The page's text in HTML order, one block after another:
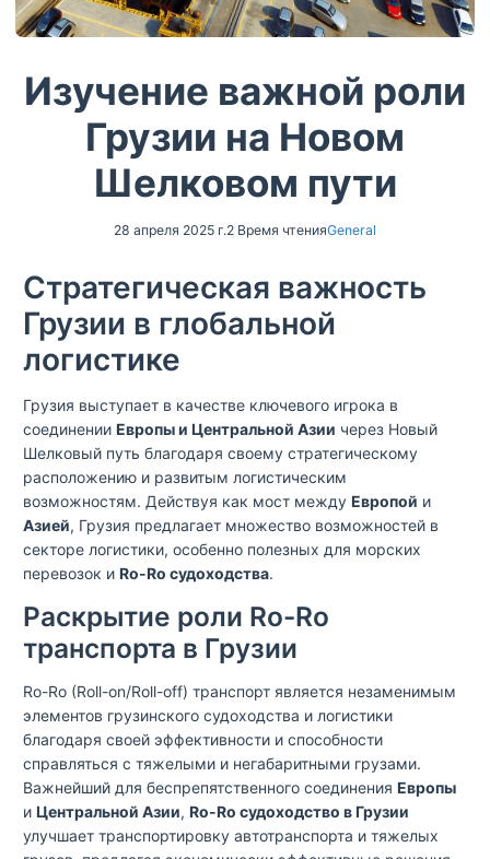
Изучение важной роли
Грузии на Новом
Шелковом пути
28 апреля 2025 г.2 Время чтенияGeneral
Стратегическая важность
Грузии в глобальной
логистике
Грузия выступает в качестве ключевого игрока в
соединении Европы и Центральной Азии через Новый
Шелковый путь благодаря своему стратегическому
расположению и развитым логистическим
возможностям. Действуя как мост между Европой и
Азией, Грузия предлагает множество возможностей в
секторе логистики, особенно полезных для морских
перевозок и Ro-Ro судоходства.
Раскрытие роли Ro-Ro
транспорта в Грузии
Ro-Ro (Roll-on/Roll-off) транспорт является незаменимым
элементов грузинского судоходства и логистики
благодаря своей эффективности и способности
справляться с тяжелыми и негабаритными грузами.
Важнейший для беспрепятственного соединения Европы
и Центральной Азии, Ro-Ro судоходство в Грузии
улучшает транспортировку автотранспорта и тяжелых